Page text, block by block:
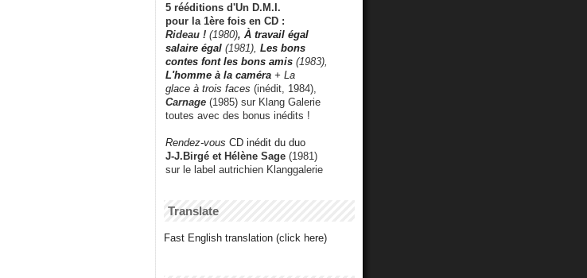
5 rééditions d'Un D.M.I.
pour la 1ère fois en CD :
Rideau ! (1980), À travail égal
salaire égal (1981), Les bons
contes font les bons amis (1983),
L'homme à la caméra + La
glace à trois faces (inédit, 1984),
Carnage (1985) sur Klang Galerie
toutes avec des bonus inédits !
Rendez-vous CD inédit du duo
J-J.Birgé et Hélène Sage (1981)
sur le label autrichien Klanggalerie
Translate
Fast English translation (click here)